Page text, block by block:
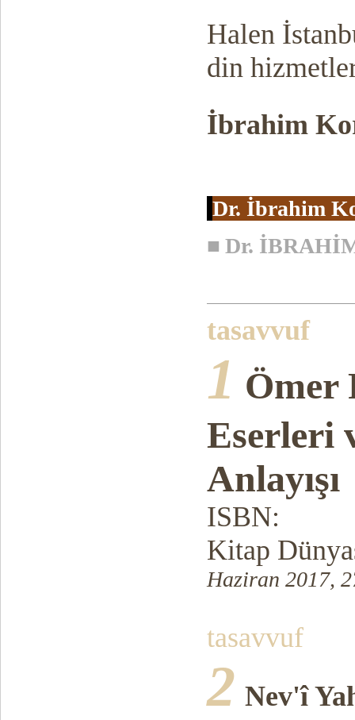
Halen
din
İbrahim
Dr. İbrahim
■ Dr.
tasavvuf
1 Ömer
Eserleri
Anlayışı
ISBN:
Kitap
Haziran 2017,
tasavvuf
2 Nev'î